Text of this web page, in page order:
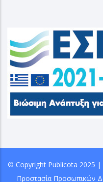
© Copyright Publicota 2025 |
Προστασία Προσωπικών